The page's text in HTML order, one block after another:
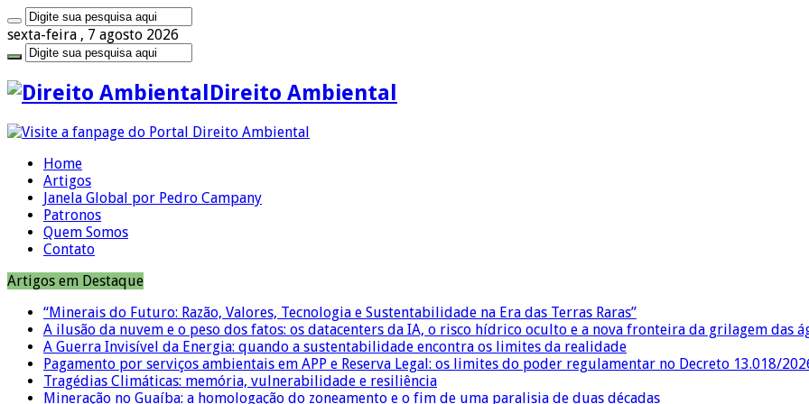
sexta-feira , 7 agosto 2026
Direito Ambiental
Home
Artigos
Janela Global por Pedro Campany
Patronos
Quem Somos
Contato
Artigos em Destaque
“Minerais do Futuro: Razão, Valores, Tecnologia e Sustentabilidade na Era das Terras Raras”
A ilusão da nuvem e o peso dos fatos: os datacenters da IA, o risco hídrico oculto e a nova fronteira da grilagem das
A Guerra Invisível da Energia: quando a sustentabilidade encontra os limites da realidade
Pagamento por serviços ambientais em APP e Reserva Legal: os limites do poder regulamentar no Decreto 13.018/
Tragédias Climáticas: memória, vulnerabilidade e resiliência
Mineração no Guaíba: a homologação do zoneamento e o fim de uma paralisia de duas décadas